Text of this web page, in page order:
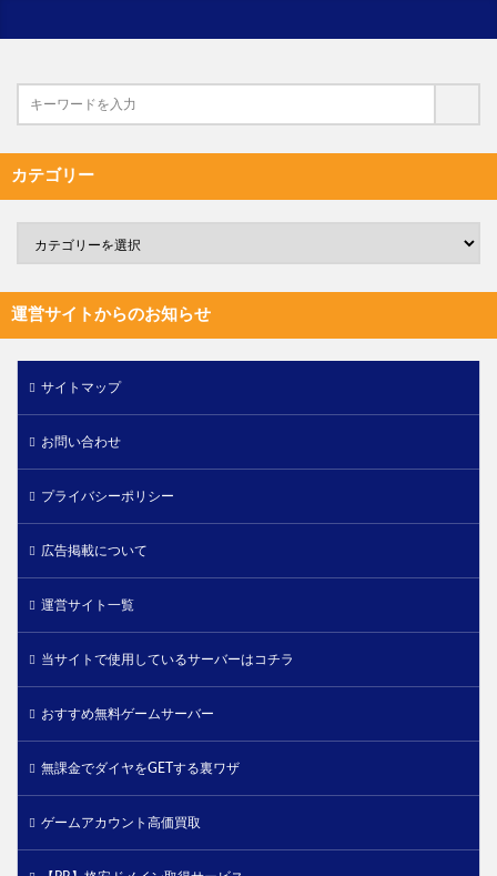
カテゴリー
運営サイトからのお知らせ
サイトマップ
お問い合わせ
プライバシーポリシー
広告掲載について
運営サイト一覧
当サイトで使用しているサーバーはコチラ
おすすめ無料ゲームサーバー
無課金でダイヤをGETする裏ワザ
ゲームアカウント高価買取